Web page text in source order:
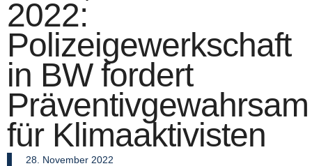
2022:
Polizeigewerkschaft
in BW fordert
Präventivgewahrsam
für Klimaaktivisten
28. November 2022